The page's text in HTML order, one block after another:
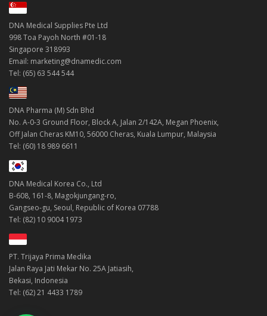
DNA Medical Supplies Pte Ltd
998 Toa Payoh North #01-18
Singapore 318993
Email: marketing@dnamedic.com
Tel: (65) 63 544 544
DNA Pharma (M) Sdn Bhd
No. A-0-3 Ground Floor, Block A, Jalan 2/142A, Megan Phoenix,
Off Jalan Cheras KM10, 56000 Cheras, Kuala Lumpur, Malaysia
Tel: (60) 18 989 6611
DNA Medical Korea Co., Ltd
B-608, 161-8, Magokjungang-ro,
Gangseo-gu, Seoul, Republic of Korea 07788
Tel: (82) 10 9004 1973
PT. Trijaya Prima Medika
Jalan Raya Jati Mekar No. 25A Jatiasih,
Bekasi, Indonesia
Tel: (62) 21 4433 1789